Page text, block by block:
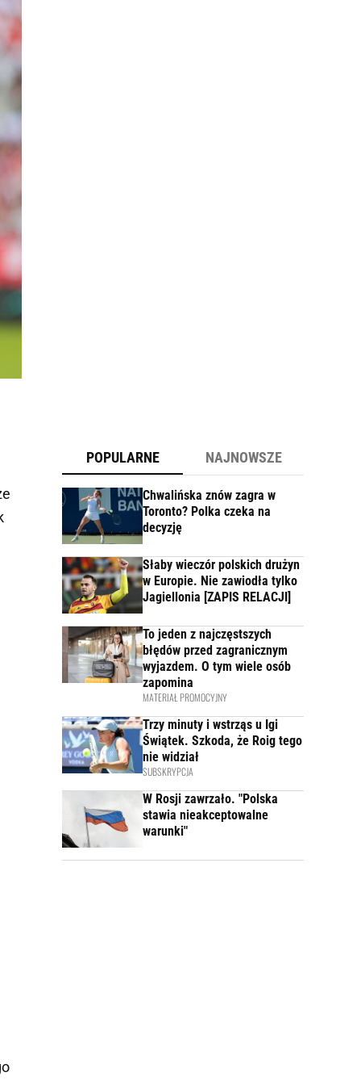
POPULARNE NAJNOWSZE
Chwalińska znów zagra w
Toronto? Polka czeka na
decyzję
Słaby wieczór polskich drużyn
w Europie. Nie zawiodła tylko
Jagiellonia [ZAPIS RELACJI]
To jeden z najczęstszych
błędów przed zagranicznym
wyjazdem. O tym wiele osób
zapomina
MATERIAŁ PROMOCYJNY
Trzy minuty i wstrząs u Igi
Świątek. Szkoda, że Roig tego
nie widział
SUBSKRYPCJA
W Rosji zawrzało. "Polska
stawia nieakceptowalne
warunki"